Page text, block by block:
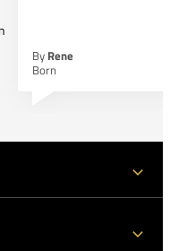
By Rene
Born